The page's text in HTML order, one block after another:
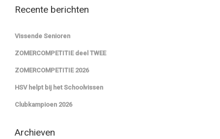
Recente berichten
Vissende Senioren
ZOMERCOMPETITIE deel TWEE
ZOMERCOMPETITIE 2026
HSV helpt bij het Schoolvissen
Clubkampioen 2026
Archieven